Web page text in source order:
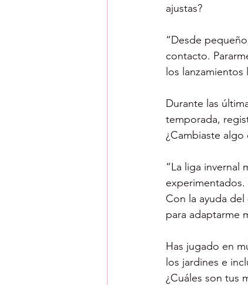
ajustas?
“Desde
contacto.
los lanzamientos
Durante las
temporada,
¿Cambiaste
“La liga invernal
Con la ayuda
para adaptarme
Has jugado en
los jardines e
¿Cuáles son tus